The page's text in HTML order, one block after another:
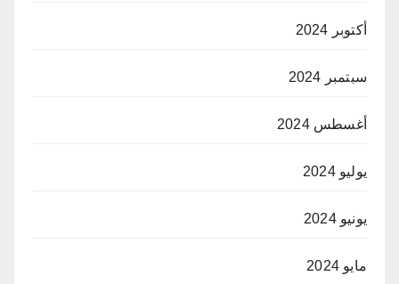
أكتوبر 2024
سبتمبر 2024
أغسطس 2024
يوليو 2024
يونيو 2024
مايو 2024